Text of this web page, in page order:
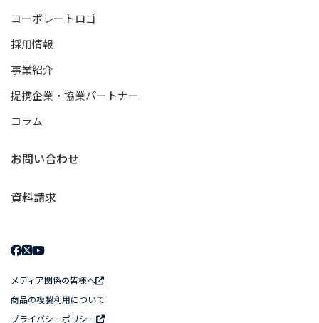
コーポレートロゴ
採用情報
事業紹介
提携企業・協業パートナー
コラム
お問い合わせ
資料請求
メディア関係の皆様へ
商品の複製利用について
プライバシーポリシー